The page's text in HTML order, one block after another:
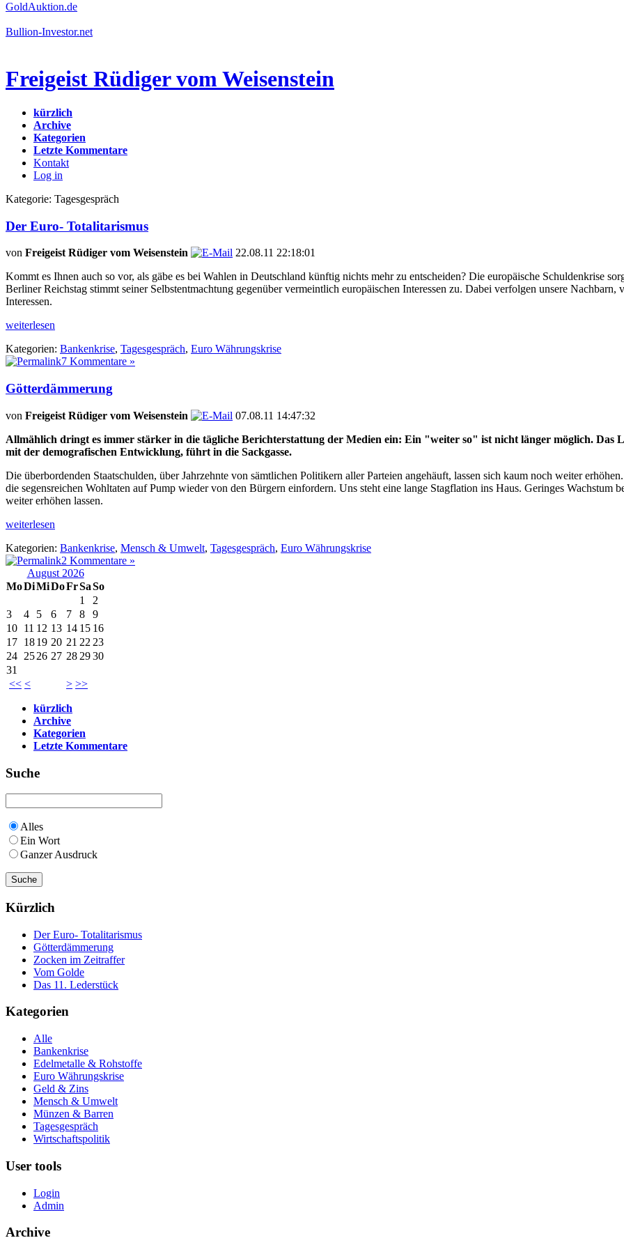
GoldAuktion.de
Bullion-Investor.net
Freigeist Rüdiger vom Weisenstein
kürzlich
Archive
Kategorien
Letzte Kommentare
Kontakt
Log in
Kategorie: Tagesgespräch
Der Euro- Totalitarismus
von Freigeist Rüdiger vom Weisenstein
22.08.11 22:18:01
Kommt es Ihnen auch so vor, als gäbe es bei Wahlen in Deutschland künftig nichts mehr zu entscheiden? Die europäische Schuldenkrise
Berliner Reichstag stimmt seiner Selbstentmachtung gegenüber vermeintlich europäischen Interessen zu. Dabei verfolgen unsere
Interessen.
weiterlesen
Kategorien: Bankenkrise, Tagesgespräch, Euro Währungskrise
7 Kommentare »
Götterdämmerung
von Freigeist Rüdiger vom Weisenstein
07.08.11 14:47:32
Allmählich dringt es immer stärker in die tägliche Berichterstattung der Medien ein: Ein "weiter so" ist nicht länger möglich. Das
mit der demografischen Entwicklung, führt in die Sackgasse.
Die überbordenden Staatschulden, über Jahrzehnte von sämtlichen Politikern aller Parteien angehäuft, lassen sich kaum noch weiter
die segensreichen Wohltaten auf Pump wieder von den Bürgern einfordern. Uns steht eine lange Stagflation ins Haus. Geringes Wachstum
weiter erhöhen lassen.
weiterlesen
Kategorien: Bankenkrise, Mensch & Umwelt, Tagesgespräch, Euro Währungskrise
2 Kommentare »
August 2026
MoDiMiDoFrSaSo
<< < > >>
1
2
3
4 5 6 7 8
9
10 11 12 13 14 15 16
17 1819 20 21 22 23
24 2526 27 28 2930
31
kürzlich
Archive
Kategorien
Letzte Kommentare
Suche
Alles
Ein Wort
Ganzer Ausdruck
Kürzlich
Der Euro- Totalitarismus
Götterdämmerung
Zocken im Zeitraffer
Vom Golde
Das 11. Lederstück
Kategorien
Alle
Bankenkrise
Edelmetalle & Rohstoffe
Euro Währungskrise
Geld & Zins
Mensch & Umwelt
Münzen & Barren
Tagesgespräch
Wirtschaftspolitik
User tools
Login
Admin
Archive